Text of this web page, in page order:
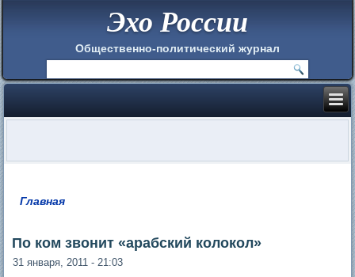
Эхо России
Общественно-политический журнал
Главная
По ком звонит «арабский колокол»
31 января, 2011 - 21:03